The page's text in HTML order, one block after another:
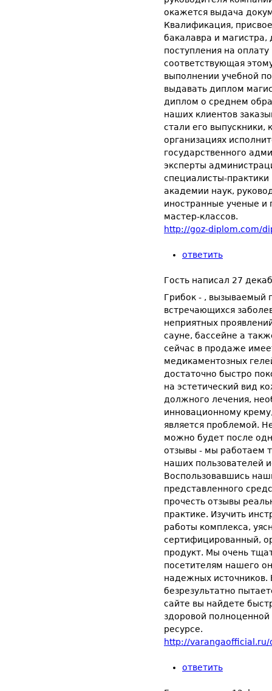
http://goz-diplom.com/
ответить
Гость написал 27
Грибок - , вызываемый
встречающихся
неприятных
сауне, бассейне а
сейчас в продаже
медикаментозных
достаточно быстро
на эстетический вид
должного лечения,
инновационному
является проблемой.
можно будет после
отзывы - мы работаем
наших пользователей
Воспользовавшись
представленного
прочесть отзывы
практике. Изучить
работы комплекса,
сертифицированный,
продукт. Мы очень
посетителям нашего
надежных источников.
безрезультатно
сайте вы найдете
здоровой
ресурсе.
http://varangaofficial.ru/
ответить